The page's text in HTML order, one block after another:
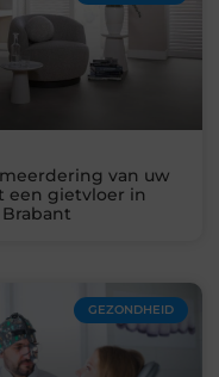
van uw
een gietvloer in
Brabant
GEZONDHEID